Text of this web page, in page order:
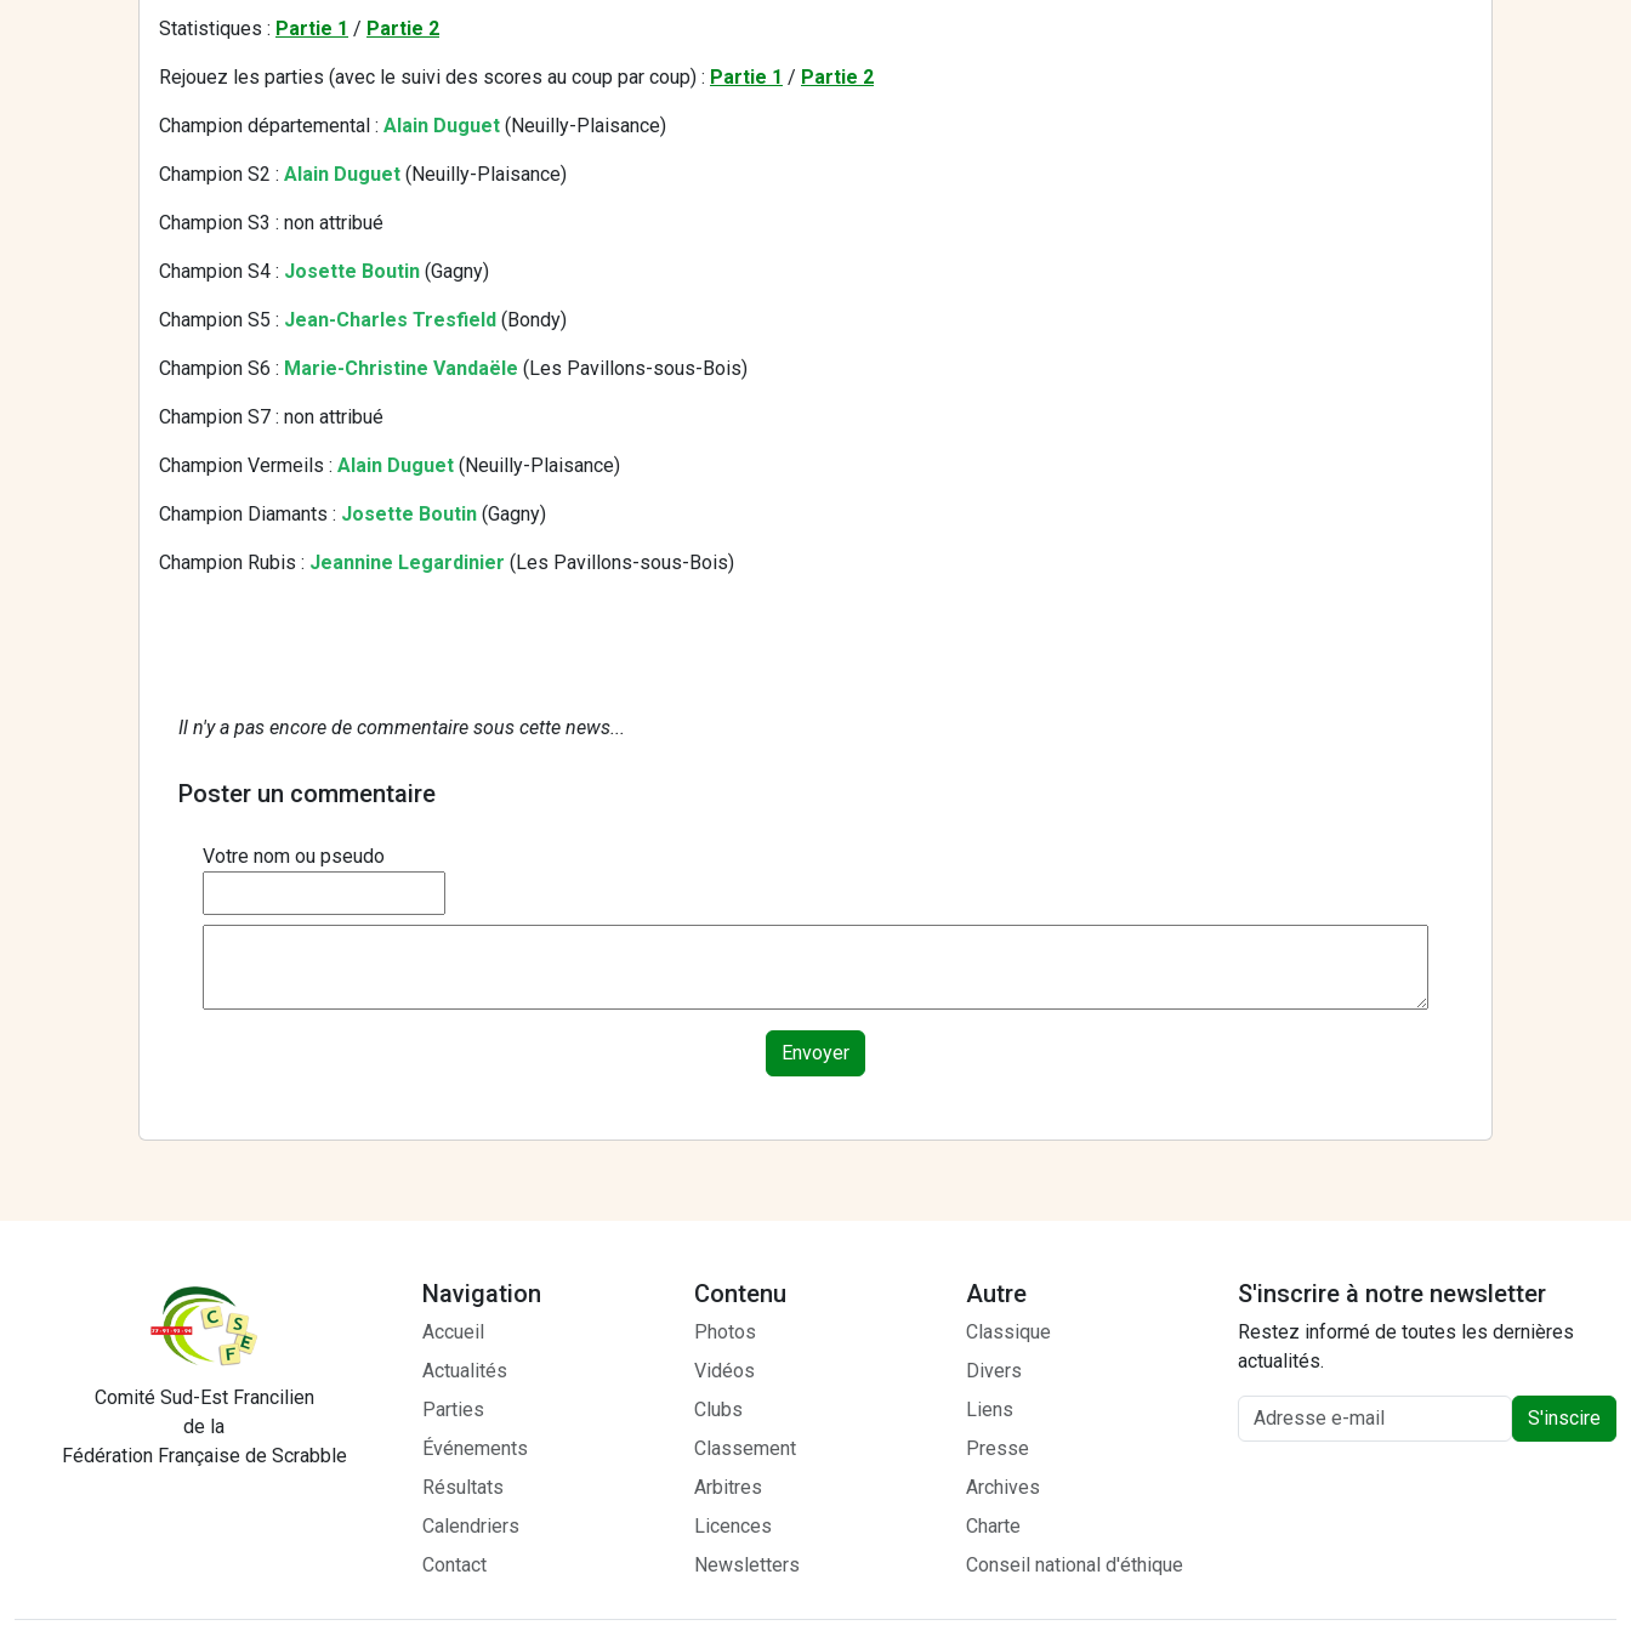
Statistiques : Partie 1 / Partie 2
Rejouez les parties (avec le suivi des scores au coup par coup) : Partie 1 / Partie 2
Champion départemental : Alain Duguet (Neuilly-Plaisance)
Champion S2 : Alain Duguet (Neuilly-Plaisance)
Champion S3 : non attribué
Champion S4 : Josette Boutin (Gagny)
Champion S5 : Jean-Charles Tresfield (Bondy)
Champion S6 : Marie-Christine Vandaële (Les Pavillons-sous-Bois)
Champion S7 : non attribué
Champion Vermeils : Alain Duguet (Neuilly-Plaisance)
Champion Diamants : Josette Boutin (Gagny)
Champion Rubis : Jeannine Legardinier (Les Pavillons-sous-Bois)
Il n'y a pas encore de commentaire sous cette news...
Poster un commentaire
Votre nom ou pseudo
Envoyer
Comité Sud-Est Francilien
de la
Fédération Française de Scrabble
Navigation
Accueil
Actualités
Parties
Événements
Résultats
Calendriers
Contact
Contenu
Photos
Vidéos
Clubs
Classement
Arbitres
Licences
Newsletters
Autre
Classique
Divers
Liens
Presse
Archives
Charte
Conseil national d'éthique
S'inscrire à notre newsletter
Restez informé de toutes les dernières
actualités.
S'inscire